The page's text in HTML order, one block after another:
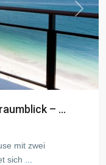
Next
– ...
mit zwei
sich